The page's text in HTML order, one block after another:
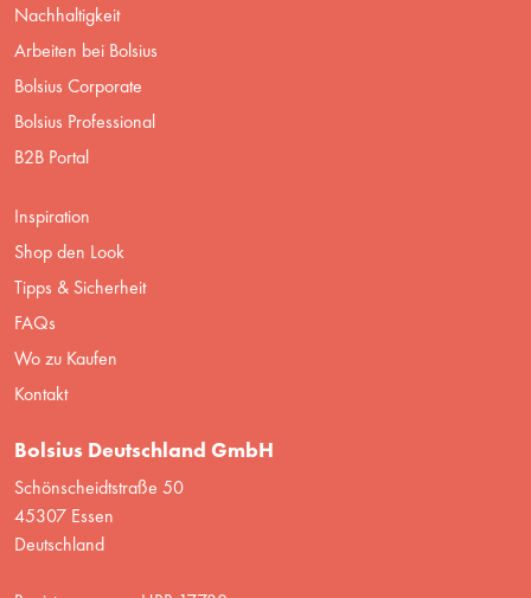
Nachhaltigkeit
Arbeiten bei Bolsius
Bolsius Corporate
Bolsius Professional
B2B Portal
Inspiration
Shop den Look
Tipps & Sicherheit
FAQs
Wo zu Kaufen
Kontakt
Bolsius Deutschland GmbH
Schönscheidtstraße 50
45307 Essen
Deutschland